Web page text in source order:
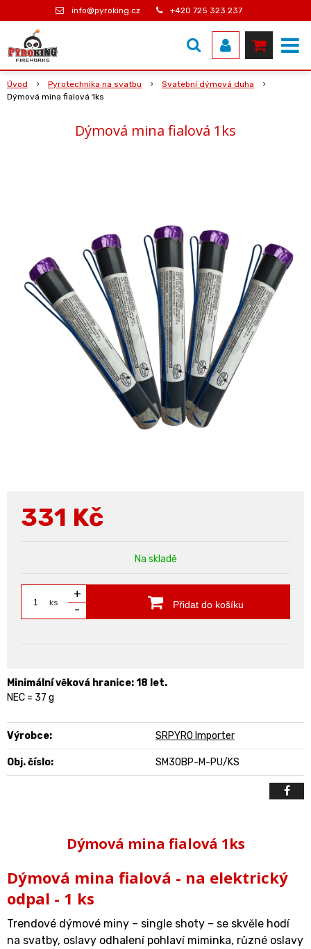
info@pyroking.cz +420 725 323 237
Úvod Pyrotechnika na svatbu
Svatební dýmová duha
Dýmová mina fialová 1ks
Dýmová mina fialová 1ks
331 Kč
Na skladě
ks
+
-
Přidat do košíku
Minimální věková hranice: 18 let.
NEC = 37 g
Výrobce: SRPYRO Importer
Obj. číslo: SM30BP-M-PU/KS
Dýmová mina fialová 1ks
Dýmová mina fialová - na elektrický
odpal - 1 ks
Trendové dýmové miny – single shoty – se skvěle hodí
na svatby, oslavy odhalení pohlaví miminka, různé oslavy